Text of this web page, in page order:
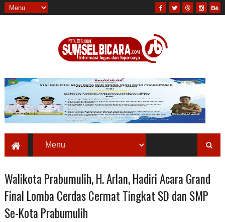
Walikota Prabumulih, H. Arlan, Hadiri Acara Grand
Final Lomba Cerdas Cermat Tingkat SD dan SMP
Se-Kota Prabumulih